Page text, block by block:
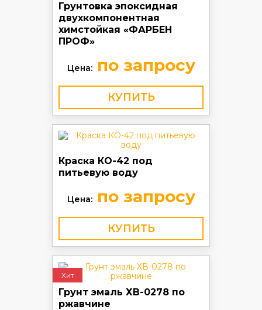
Грунтовка эпоксидная
двухкомпонентная
химстойкая «ФАРБЕН
ПРОФ»
Цена:по запросу
КУПИТЬ
Краска КО-42 под
питьевую воду
Цена:по запросу
КУПИТЬ
Хит
Грунт эмаль ХВ-0278 по
ржавчине